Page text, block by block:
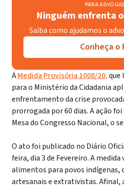
PARA
Ninguém enfrenta
Saiba como ajudamos o
Conheça o
AMedida Provisória 1008/20,que
para o Ministério da Cidadania
enfrentamento da crise
prorrogada por 60 dias. A ação
Mesa do Congresso Nacional, o
O ato foi publicado no Diário
feira, dia 3 de Fevereiro. A
alimentos para povos indígenas,
artesanais e extrativistas. Afinal,